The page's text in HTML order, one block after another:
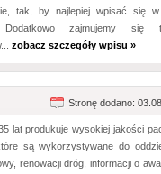
tak, by najlepiej wpisać się
Dodatkowo zajmujemy się
zobacz szczegóły wpisu »
Stronę dodano:
lat produkuje wysokiej jakości
są wykorzystywane do
renowacji dróg, informacji o